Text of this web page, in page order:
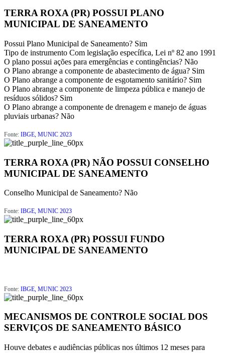
TERRA ROXA (PR) POSSUI PLANO
MUNICIPAL DE SANEAMENTO
Possui Plano Municipal de Saneamento? Sim
Tipo de instrumento Com legislação específica, Lei nº 82 ano 1991
O plano possui ações para emergências e contingências? Não
O Plano abrange a componente de abastecimento de água? Sim
O Plano abrange a componente de esgotamento sanitário? Sim
O Plano abrange a componente de limpeza pública e manejo de
resíduos sólidos? Sim
O Plano abrange a componente de drenagem e manejo de águas
pluviais urbanas? Não
Fonte: IBGE, MUNIC 2023
TERRA ROXA (PR) NÃO POSSUI CONSELHO
MUNICIPAL DE SANEAMENTO
Conselho Municipal de Saneamento? Não
Fonte: IBGE, MUNIC 2023
TERRA ROXA (PR) POSSUI FUNDO
MUNICIPAL DE SANEAMENTO
Fonte: IBGE, MUNIC 2023
MECANISMOS DE CONTROLE SOCIAL DOS
SERVIÇOS DE SANEAMENTO BÁSICO
Houve debates e audiências públicas nos últimos 12 meses para